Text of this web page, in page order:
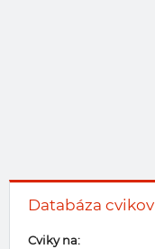
Databáza cvikov
Cviky na: